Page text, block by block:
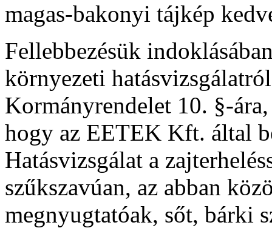
magas-bakonyi tájkép
Fellebbezésük
környezeti
Kormányrendelet 10. §-
hogy az EETEK Kft. által
Hatásvizsgálat a
szűkszavúan, az abban
megnyugtatóak, sőt, bárki